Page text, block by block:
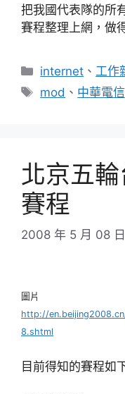
把我國代表隊的所
賽程整理上網，做
分
internet 、 工作
標
mod 、 中華電信
北京五
賽程
2008 年 5 月 08 日
圖片
http://
8.shtml
目前得知的賽程如